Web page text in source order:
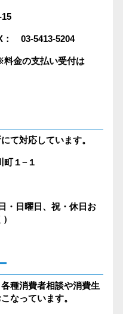
03-5413-5204
金の支払い受付は
て対応しています。
町１−１
・日曜日、祝・休日お
種消費者相談や消費生
なっています。